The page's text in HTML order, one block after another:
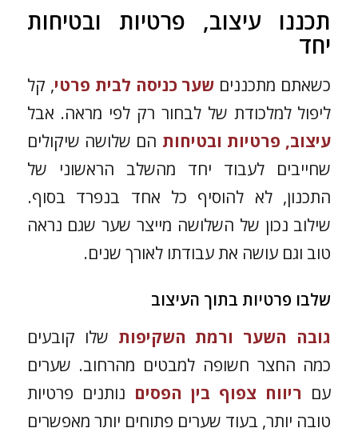
תכננו עיצוב, פרטיות ובטיחות
יחד
כשאתם מתכננים שער כניסה לבית פרטי, קל
ליפול למלכודת של לבחור רק לפי מראה. אבל
עיצוב, פרטיות ובטיחות הם שלושה שיקולים
שחייבים לעבוד יחד מהשלב הראשוני של
התכנון, לא להוסיף כל אחד בנפרד בסוף.
שילוב נכון של השלושה מייצר שער שגם נראה
טוב וגם עושה את עבודתו לאורך שנים.
שלבו פרטיות בתוך העיצוב
גובה השער ורמת השקיפות שלו קובעים
כמה החצר חשופה למבטים מהרחוב. שערים
עם ריווח צפוף בין הפסים נותנים פרטיות
טובה יותר, בעוד שערים פתוחים יותר מאפשרים